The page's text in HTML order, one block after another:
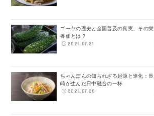
ゴーヤの歴史と全国普及の真実、その栄
養価とは？
2026.07.21
ちゃんぽんの知られざる起源と進化：長
崎が生んだ日中融合の一杯
2026.07.20